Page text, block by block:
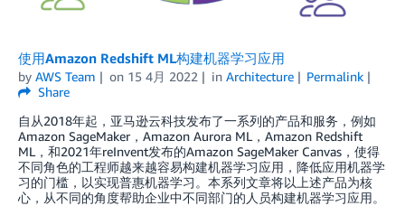
使用Amazon Redshift ML构建机器学习应用
by AWS Team on 15 4月 2022 in Architecture
Permalink
Share
自从2018年起，亚马逊云科技发布了一系列的产品和服务，例如
Amazon SageMaker，Amazon Aurora ML，Amazon Redshift
ML，和2021年reInvent发布的Amazon SageMaker Canvas，使得
不同角色的工程师越来越容易构建机器学习应用，降低应用机器学
习的门槛，以实现普惠机器学习。本系列文章将以上述产品为核
心，从不同的角度帮助企业中不同部门的人员构建机器学习应用。